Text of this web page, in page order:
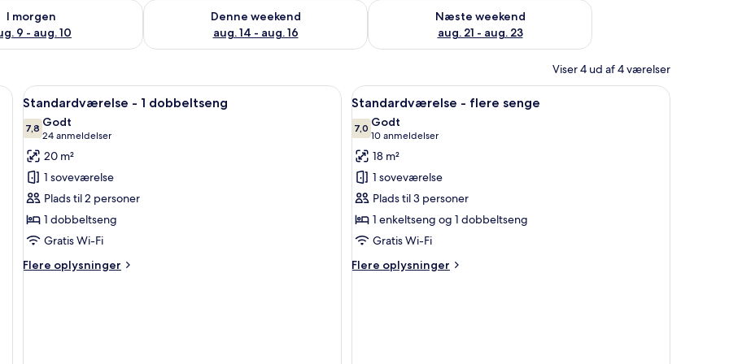
I morgen
9 - aug. 10
for i morgen aug. 9 - aug. 10
Denne weekend
aug. 14 - aug. 16
Tjek tilgængelighed for denne weekend aug. 14 - aug. 16
Næste weekend
aug. 21 - aug. 23
Tjek tilgængelighed for næste weekend aug. 21 - aug. 23
Viser 4 ud af 4 værelser
Indlæs
alle
billeder
af
Standardværelse
-
1
dobbeltseng
Et hotelværelse med en seng, et lille skrivebord, en mikrobølgeovn og et køleskab.
7
Standardværelse - 1 dobbeltseng
7,87,8 ud af 10
Godt
24 anmeldelser
(24
anmeldelser)
20 m²
1 soveværelse
Plads til 2 personer
1 dobbeltseng
Gratis Wi-Fi
Flere oplysninger
Flere
Indlæs
alle
billeder
af
Standardværelse
-
flere
senge
Et hotelværelse med to enkeltsenge, en
10
Standardværelse - flere senge
7,07,0 ud af 10
Godt
10 anmeldelser
(10
anmeldelser)
18 m²
1 soveværelse
Plads til 3 personer
1 enkeltseng og 1 dobbeltseng
Gratis Wi-Fi
Flere oplysninger
Flere